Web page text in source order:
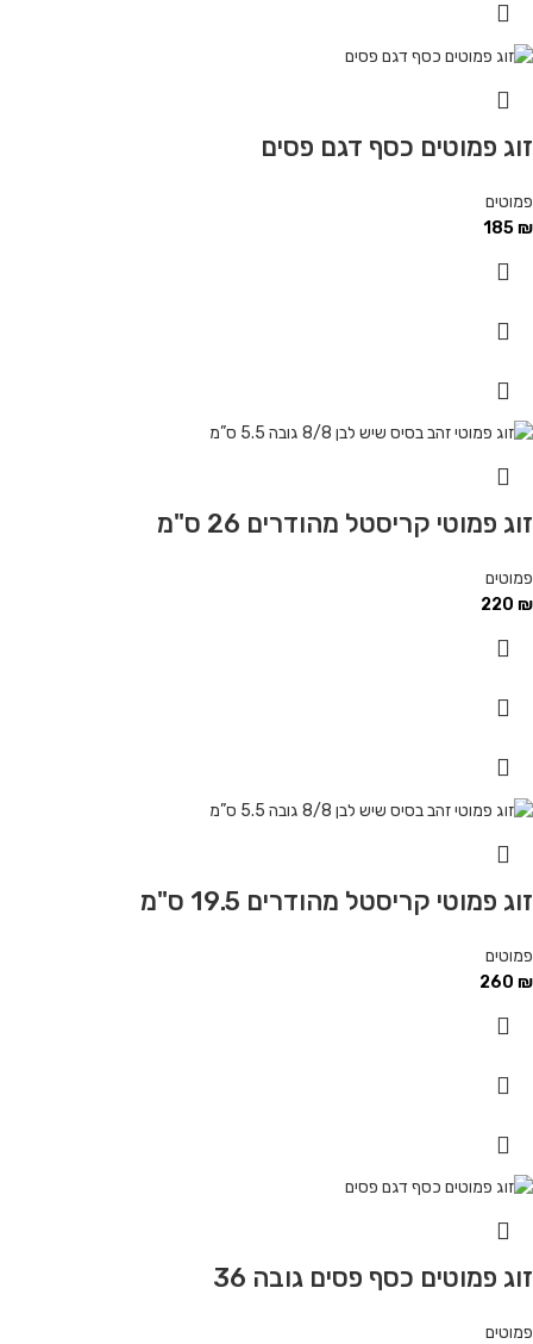
זוג פמוטים כסף דגם פסים
פמוטים
185₪
זוג פמוטי קריסטל מהודרים 26 ס"מ
פמוטים
220 ₪
זוג פמוטי קריסטל מהודרים 19.5 ס"מ
פמוטים
260 ₪
זוג פמוטים כסף פסים גובה 36
פמוטים